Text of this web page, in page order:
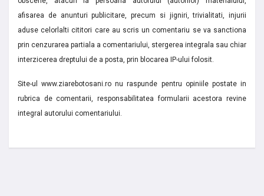
afisarea de anunturi publicitare, precum si jigniri, trivialitati, injurii
aduse celorlalti cititori care au scris un comentariu se va sanctiona
prin cenzurarea partiala a comentariului, stergerea integrala sau chiar
interzicerea dreptului de a posta, prin blocarea IP-ului folosit.
Site-ul www.ziarebotosani.ro nu raspunde pentru opiniile postate in
rubrica de comentarii, responsabilitatea formularii acestora revine
integral autorului comentariului.